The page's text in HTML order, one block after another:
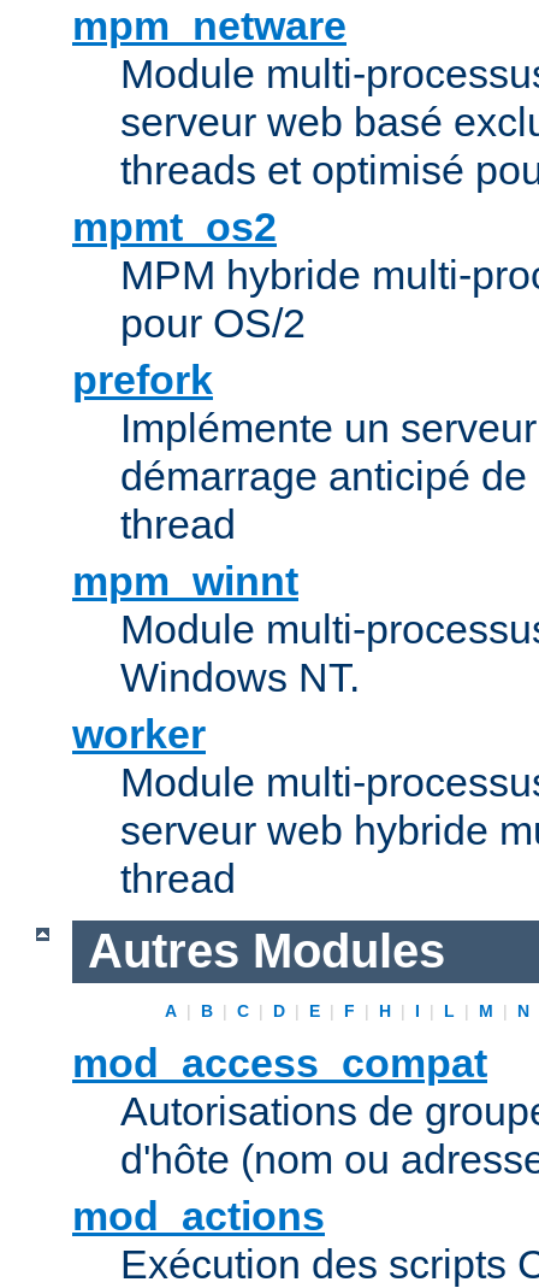
mpm_netware
Module multi-
serveur web basé
threads et optimisé
mpmt_os2
MPM hybride multi-
pour OS/2
prefork
Implémente un
démarrage anticipé
thread
mpm_winnt
Module multi-
Windows NT.
worker
Module multi-
serveur web hybride
thread
Autres Modules
A | B | C | D | E | F | H | I | L | M | N
mod_access_compat
Autorisations de
d'hôte (nom ou
mod_actions
Exécution des scripts